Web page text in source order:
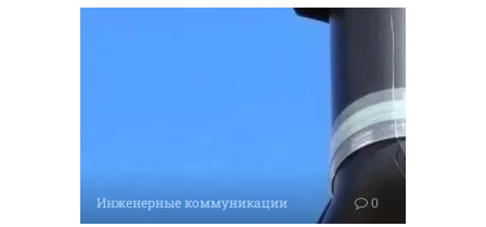
Инженерные коммуникации 0